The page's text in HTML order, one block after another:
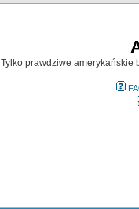
Tylko prawdziwe amerykańskie